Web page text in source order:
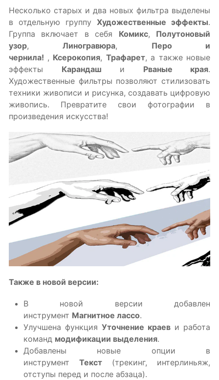
Несколько старых и два новых фильтра выделены
в отдельную группу Художественные эффекты.
Группа включает в себя Комикс, Полутоновый
узор,Линогравюра, Перо и
чернила! , Ксерокопия, Трафарет, а также новые
эффекты Карандаш и Рваные края.
Художественные фильтры позволяют стилизовать
техники живописи и рисунка, создавать цифровую
живопись. Превратите свои фотографии в
произведения искусства!
Также в новой версии:
В новой версии добавлен
инструмент Магнитное лассо.
Улучшена функция Уточнение краев и работа
команд модификации выделения.
Добавлены новые опции в
инструмент Текст (трекинг, интерлиньяж,
отступы перед и после абзаца).